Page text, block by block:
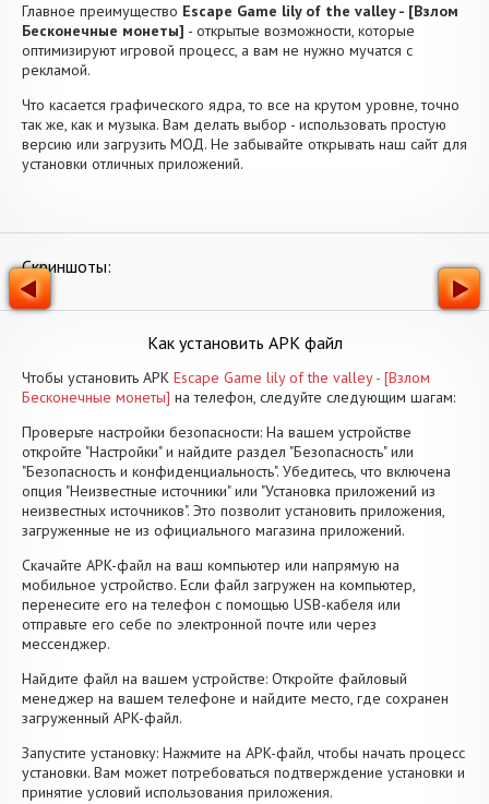
Главное преимущество Escape Game lily of the valley - [Взлом
Бесконечные монеты] - открытые возможности, которые
оптимизируют игровой процесс, а вам не нужно мучатся с
рекламой.
Что касается графического ядра, то все на крутом уровне, точно
так же, как и музыка. Вам делать выбор - использовать простую
версию или загрузить МОД. Не забывайте открывать наш сайт для
установки отличных приложений.
Скриншоты:
Как установить APK файл
Чтобы установить APK Escape Game lily of the valley - [Взлом
Бесконечные монеты] на телефон, следуйте следующим шагам:
Проверьте настройки безопасности: На вашем устройстве
откройте "Настройки" и найдите раздел "Безопасность" или
"Безопасность и конфиденциальность". Убедитесь, что включена
опция "Неизвестные источники" или "Установка приложений из
неизвестных источников". Это позволит установить приложения,
загруженные не из официального магазина приложений.
Скачайте APK-файл на ваш компьютер или напрямую на
мобильное устройство. Если файл загружен на компьютер,
перенесите его на телефон с помощью USB-кабеля или
отправьте его себе по электронной почте или через
мессенджер.
Найдите файл на вашем устройстве: Откройте файловый
менеджер на вашем телефоне и найдите место, где сохранен
загруженный APK-файл.
Запустите установку: Нажмите на APK-файл, чтобы начать процесс
установки. Вам может потребоваться подтверждение установки и
принятие условий использования приложения.